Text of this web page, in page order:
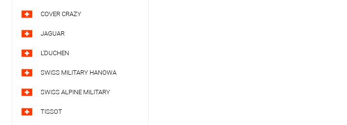
COVER CRAZY
JAGUAR
L'DUCHEN
SWISS MILITARY HANOWA
SWISS ALPINE MILITARY
TISSOT